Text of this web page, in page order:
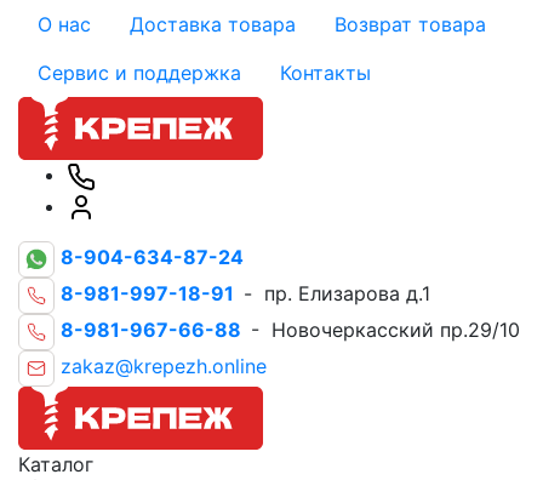
О нас Доставка товара
Возврат товара
Сервис и поддержка
Контакты
8-904-634-87-24
8-981-997-18-91 - пр. Елизарова д.1
8-981-967-66-88 - Новочеркасский пр.29/10
zakaz@krepezh.online
Каталог